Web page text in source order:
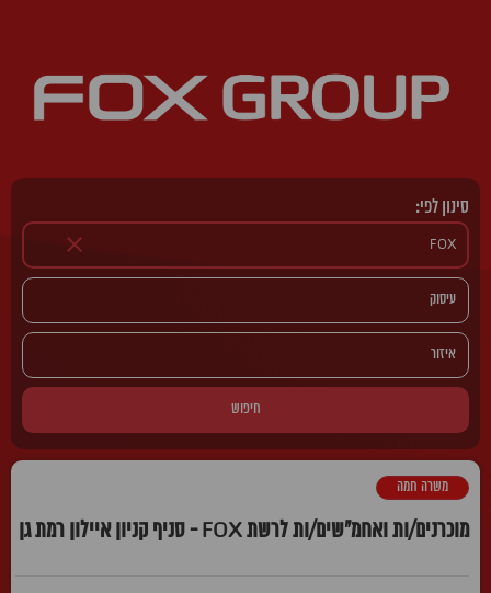
סינון לפי:
חיפוש
מוכרנים/ות ואחמ"שים/ות לרשת FOX - סניף קניון איילון רמת גן
משרה חמה